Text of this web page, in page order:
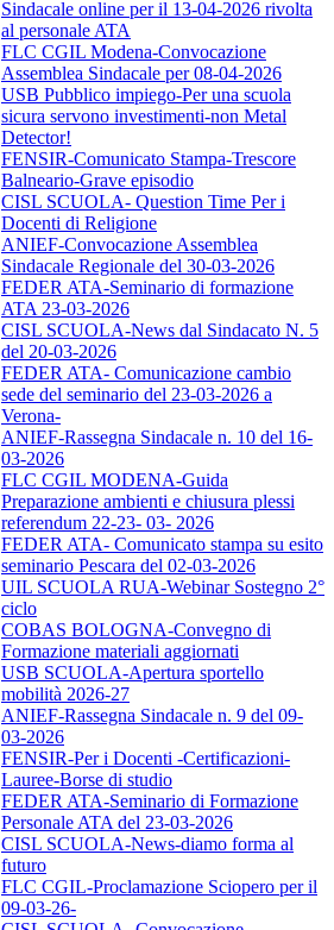
Sindacale online per il 13-04-2026 rivolta
al personale ATA
FLC CGIL Modena-Convocazione
Assemblea Sindacale per 08-04-2026
USB Pubblico impiego-Per una scuola
sicura servono investimenti-non Metal
Detector!
FENSIR-Comunicato Stampa-Trescore
Balneario-Grave episodio
CISL SCUOLA- Question Time Per i
Docenti di Religione
ANIEF-Convocazione Assemblea
Sindacale Regionale del 30-03-2026
FEDER ATA-Seminario di formazione
ATA 23-03-2026
CISL SCUOLA-News dal Sindacato N. 5
del 20-03-2026
FEDER ATA- Comunicazione cambio
sede del seminario del 23-03-2026 a
Verona-
ANIEF-Rassegna Sindacale n. 10 del 16-
03-2026
FLC CGIL MODENA-Guida
Preparazione ambienti e chiusura plessi
referendum 22-23- 03- 2026
FEDER ATA- Comunicato stampa su esito
seminario Pescara del 02-03-2026
UIL SCUOLA RUA-Webinar Sostegno 2°
ciclo
COBAS BOLOGNA-Convegno di
Formazione materiali aggiornati
USB SCUOLA-Apertura sportello
mobilità 2026-27
ANIEF-Rassegna Sindacale n. 9 del 09-
03-2026
FENSIR-Per i Docenti -Certificazioni-
Lauree-Borse di studio
FEDER ATA-Seminario di Formazione
Personale ATA del 23-03-2026
CISL SCUOLA-News-diamo forma al
futuro
FLC CGIL-Proclamazione Sciopero per il
09-03-26-